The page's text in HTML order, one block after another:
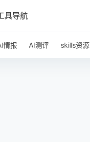
具导航
情报 AI测评 skills资源